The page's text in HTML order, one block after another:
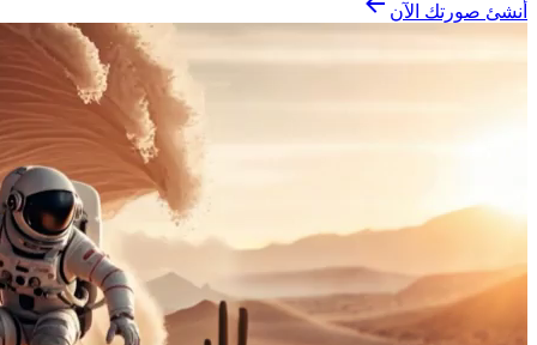
أنشئ صورتك الآن